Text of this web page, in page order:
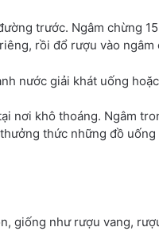
trước. Ngâm chừng
rồi đổ rượu vào ngâm
nước giải khát uống
nơi khô thoáng. Ngâm
thức những đồ
giống như rượu vang,